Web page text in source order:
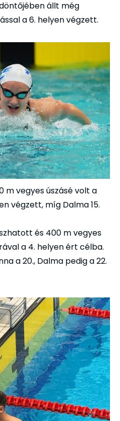
állt még
a 6. helyen végzett.
m vegyes úszásé volt a
végzett, míg Dalma 15.
és 400 m vegyes
a 4. helyen ért célba.
a 20., Dalma pedig a 22.